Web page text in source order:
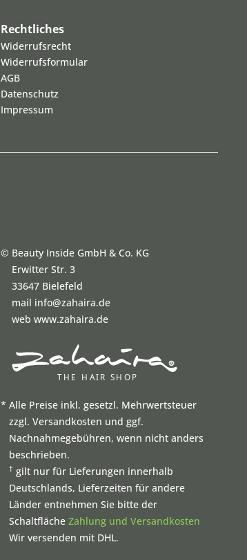
Rechtliches
Widerrufsrecht
Widerrufsformular
AGB
Datenschutz
Impressum
© Beauty Inside GmbH & Co. KG
Erwitter Str. 3
33647 Bielefeld
mail info@zahaira.de
web www.zahaira.de
* Alle Preise inkl. gesetzl. Mehrwertsteuer
zzgl. Versandkosten und ggf.
Nachnahmegebühren, wenn nicht anders
beschrieben.
† gilt nur für Lieferungen innerhalb
Deutschlands, Lieferzeiten für andere
Länder entnehmen Sie bitte der
Schaltfläche Zahlung und Versandkosten
Wir versenden mit DHL.